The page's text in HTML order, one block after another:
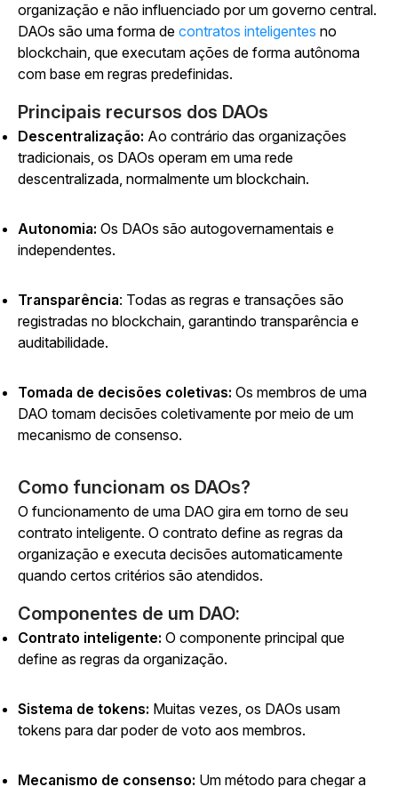
organização e não influenciado por um governo central.
DAOs são uma forma de contratos inteligentes no
blockchain, que executam ações de forma autônoma
com base em regras predefinidas.
Principais recursos dos DAOs
Descentralização: Ao contrário das organizações
tradicionais, os DAOs operam em uma rede
descentralizada, normalmente um blockchain.
Autonomia: Os DAOs são autogovernamentais e
independentes.
Transparência: Todas as regras e transações são
registradas no blockchain, garantindo transparência e
auditabilidade.
Tomada de decisões coletivas: Os membros de uma
DAO tomam decisões coletivamente por meio de um
mecanismo de consenso.
Como funcionam os DAOs?
O funcionamento de uma DAO gira em torno de seu
contrato inteligente. O contrato define as regras da
organização e executa decisões automaticamente
quando certos critérios são atendidos.
Componentes de um DAO:
Contrato inteligente: O componente principal que
define as regras da organização.
Sistema de tokens: Muitas vezes, os DAOs usam
tokens para dar poder de voto aos membros.
Mecanismo de consenso: Um método para chegar a